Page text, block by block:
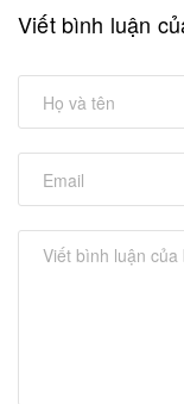
Viết bình luận